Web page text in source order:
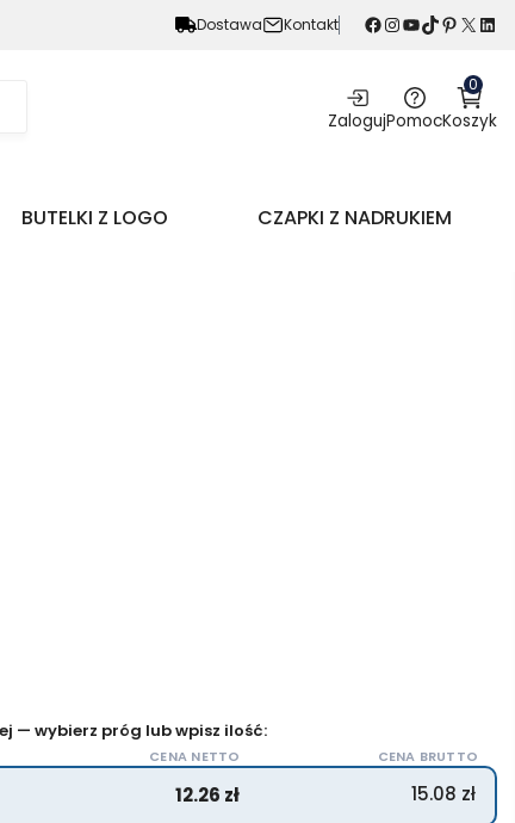
Dostawa Kontakt Facebook InstagramYouTube TikTok Pinterest X LinkedIn
ZalogujPomoc
0
Koszyk
BUTELKI Z LOGO CZAPKI Z NADRUKIEM
— wybierz próg lub wpisz ilość:
CENA NETTO CENA BRUTTO
12.26 zł 15.08 zł